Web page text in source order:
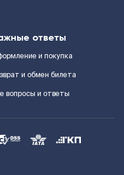
ответы
и покупка
и обмен билета
вопросы и ответы